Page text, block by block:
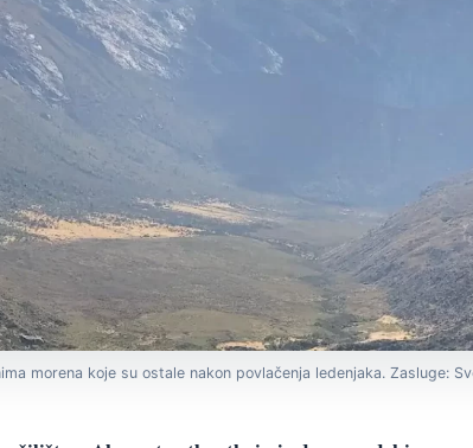
morena koje su ostale nakon povlačenja ledenjaka. Zasluge: